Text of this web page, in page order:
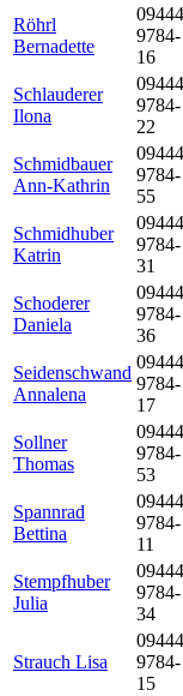
Röhrl
Bernadette
09444
9784-
16
Schlauderer
Ilona
09444
9784-
22
Schmidbauer
Ann-Kathrin
09444
9784-
55
Schmidhuber
Katrin
09444
9784-
31
Schoderer
Daniela
09444
9784-
36
Seidenschwand
Annalena
09444
9784-
17
Sollner
Thomas
09444
9784-
53
Spannrad
Bettina
09444
9784-
11
Stempfhuber
Julia
09444
9784-
34
Strauch Lisa
09444
9784-
15